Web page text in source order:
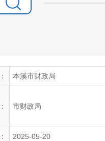
本溪市财政局
市财政局
2025-05-20